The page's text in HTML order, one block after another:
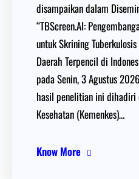
disampaikan dalam
“TBScreen.AI:
untuk Skrining
Daerah Terpencil di
pada Senin, 3 Agustus
hasil penelitian ini dihadiri
Kesehatan (Kemenkes)…
Know More